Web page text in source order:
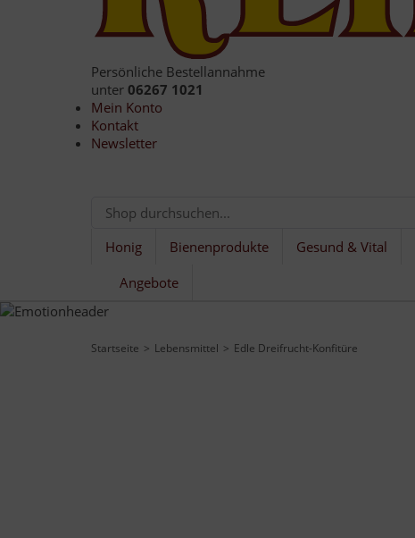
Persönliche Bestellannahme
unter 06267 1021
Mein Konto
Kontakt
Newsletter
Honig Bienenprodukte Gesund & Vital
Angebote
Startseite Lebensmittel Edle Dreifrucht-Konfitüre